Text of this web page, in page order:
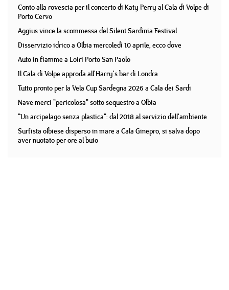
Conto alla rovescia per il concerto di Katy Perry al Cala di Volpe di
Porto Cervo
Aggius vince la scommessa del Silent Sardinia Festival
Disservizio idrico a Olbia mercoledì 10 aprile, ecco dove
Auto in fiamme a Loiri Porto San Paolo
Il Cala di Volpe approda all'Harry's bar di Londra
Tutto pronto per la Vela Cup Sardegna 2026 a Cala dei Sardi
Nave merci "pericolosa" sotto sequestro a Olbia
"Un arcipelago senza plastica": dal 2018 al servizio dell'ambiente
Surfista olbiese disperso in mare a Cala Ginepro, si salva dopo
aver nuotato per ore al buio